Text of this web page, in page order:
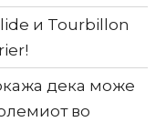
и Tourbillon
дека може
во